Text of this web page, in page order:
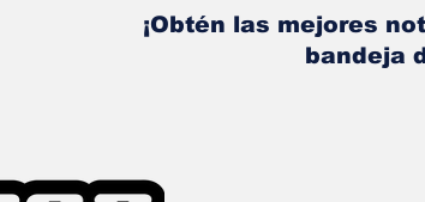
¡Obtén las mejores
bandeja